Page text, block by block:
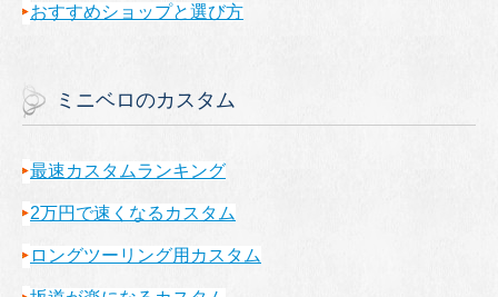
おすすめショップと選び方
ミニベロのカスタム
最速カスタムランキング
2万円で速くなるカスタム
ロングツーリング用カスタム